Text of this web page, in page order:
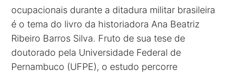
ocupacionais durante a ditadura militar brasileira
é o tema do livro da historiadora Ana Beatriz
Ribeiro Barros Silva. Fruto de sua tese de
doutorado pela Universidade Federal de
Pernambuco (UFPE), o estudo percorre